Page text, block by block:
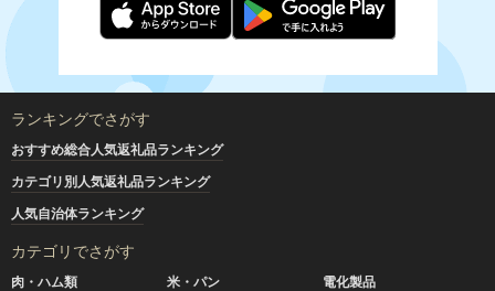
ランキングでさがす
おすすめ総合人気返礼品ランキング
カテゴリ別人気返礼品ランキング
人気自治体ランキング
カテゴリでさがす
肉・ハム類 米・パン
電化製品